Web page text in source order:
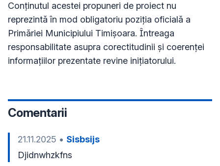
Conţinutul acestei propuneri de proiect nu
reprezintă în mod obligatoriu poziţia oficială a
Primăriei Municipiului Timișoara. Întreaga
responsabilitate asupra corectitudinii și coerenței
informațiilor prezentate revine inițiatorului.
Comentarii
21.11.2025 • Sisbsijs
Djidnwhzkfns